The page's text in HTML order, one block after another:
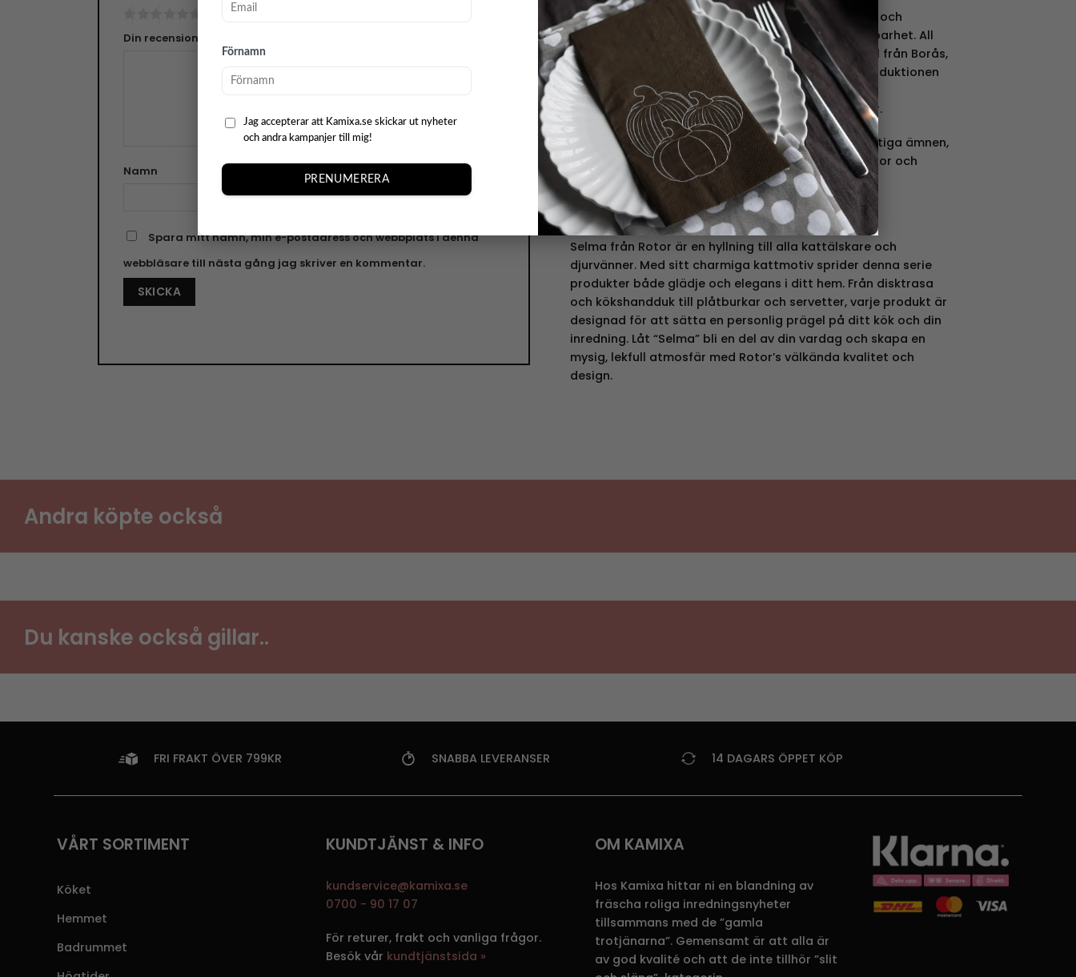
Förnamn
Jag accepterar att Kamixa.se skickar ut nyheter
och andra kampanjer till mig!
PRENUMERERA
Din recension
Namn E-post
Spara mitt namn, min e-postadress och webbplats i denna
webbläsare till nästa gång jag skriver en kommentar.
Rotor är ett designföretag som kombinerar estetik och
funktionalitet med ett starkt engagemang för hållbarhet. All
deras produktion sker lokalt i Sverige, med material från Borås,
Sjuhäradsbygden och Dalarna. Genom att hålla produktionen
nära kan de säkerställa hög kvalitet, stödja
hantverksskicklighet och undvika långa transporter.
Rotor strävar efter att skapa tidlös design utan giftiga ämnen,
samtidigt som de tar hänsyn till rättvisa arbetsvillkor och
miljön.
Kollektionen Selma
Selma från Rotor är en hyllning till alla kattälskare och
djurvänner. Med sitt charmiga kattmotiv sprider denna serie
produkter både glädje och elegans i ditt hem. Från disktrasa
och kökshandduk till plåtburkar och servetter, varje produkt är
designad för att sätta en personlig prägel på ditt kök och din
inredning. Låt “Selma” bli en del av din vardag och skapa en
mysig, lekfull atmosfär med Rotor’s välkända kvalitet och
design.
Andra köpte också
Du kanske också gillar..
FRI FRAKT ÖVER 799KR SNABBA LEVERANSER 14 DAGARS ÖPPET KÖP
VÅRT SORTIMENT
Köket
Hemmet
Badrummet
KUNDTJÄNST & INFO
kundservice@kamixa.se
0700 - 90 17 07
För returer, frakt och vanliga frågor.
Besök vår kundtjänstsida »
OM KAMIXA
Hos Kamixa hittar ni en blandning av
fräscha roliga inredningsnyheter
tillsammans med de ”gamla
trotjänarna”. Gemensamt är att alla är
av god kvalité och att de inte tillhör ”slit